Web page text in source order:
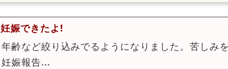
妊娠できたよ!
年齢など絞り込みでるようになりました。苦しみ
妊娠報告...